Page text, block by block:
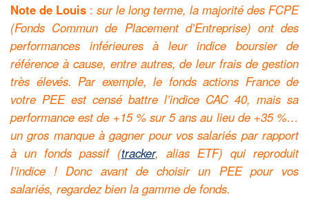
Note de Louis : sur le long terme, la majorité des FCPE
(Fonds Commun de Placement d’Entreprise) ont des
performances inférieures à leur indice boursier de
référence à cause, entre autres, de leur frais de gestion
très élevés. Par exemple, le fonds actions France de
votre PEE est censé battre l’indice CAC 40, mais sa
performance est de +15 % sur 5 ans au lieu de +35 %…
un gros manque à gagner pour vos salariés par rapport
à un fonds passif (tracker, alias ETF) qui reproduit
l’indice ! Donc avant de choisir un PEE pour vos
salariés, regardez bien la gamme de fonds.